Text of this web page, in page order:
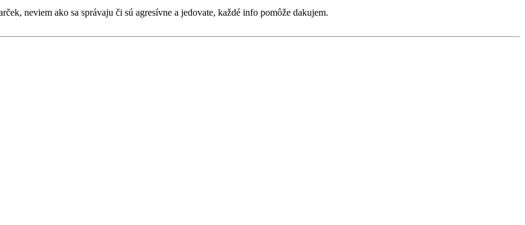
neviem ako sa správaju či sú agresívne a jedovate, každé info pomôže dakujem.